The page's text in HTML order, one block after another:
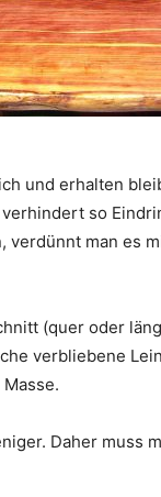
und erhalten
so
verdünnt man es
(quer oder
verbliebene
Daher muss